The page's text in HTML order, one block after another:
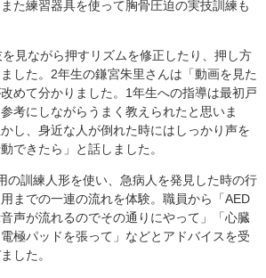
た練習器具を使って胸骨圧迫の実技訓練も
見ながら押すリズムを修正したり、押し方
した。2年生の鎌宮朱里さんは「動画を見た
めて分かりました。1年生への指導は最初戸
考にしながらうまく教えられたと思いま
し、身近な人が倒れた時にはしっかり声を
できたら」と話しました。
の訓練人形を使い、急病人を発見した時の行
までの一連の流れを体験。職員から「AED
声が流れるのでその通りにやって」「心臓
極パッドを張って」などとアドバイスを受
した。